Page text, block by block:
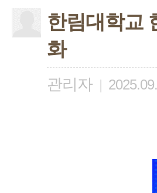
한림대학교
화
관리자 |